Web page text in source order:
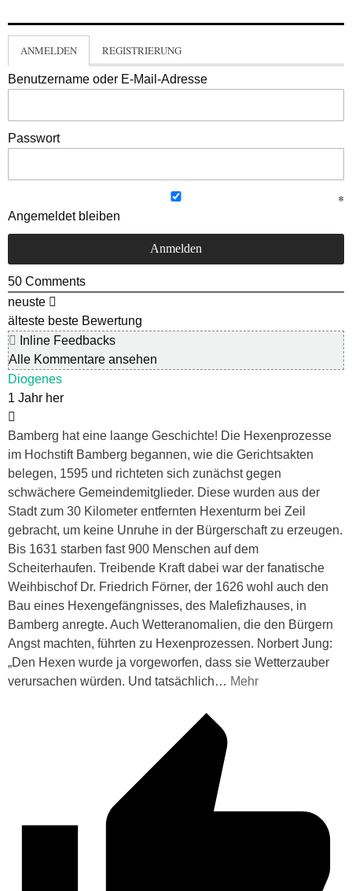
ANMELDEN REGISTRIERUNG
Benutzername oder E-Mail-Adresse
Passwort
Angemeldet bleiben
50 Comments
neuste
älteste beste Bewertung
Inline Feedbacks
Alle Kommentare ansehen
Diogenes
1 Jahr her
Bamberg hat eine laange Geschichte! Die Hexenprozesse
im Hochstift Bamberg begannen, wie die Gerichtsakten
belegen, 1595 und richteten sich zunächst gegen
schwächere Gemeindemitglieder. Diese wurden aus der
Stadt zum 30 Kilometer entfernten Hexenturm bei Zeil
gebracht, um keine Unruhe in der Bürgerschaft zu erzeugen.
Bis 1631 starben fast 900 Menschen auf dem
Scheiterhaufen. Treibende Kraft dabei war der fanatische
Weihbischof Dr. Friedrich Förner, der 1626 wohl auch den
Bau eines Hexengefängnisses, des Malefizhauses, in
Bamberg anregte. Auch Wetteranomalien, die den Bürgern
Angst machten, führten zu Hexenprozessen. Norbert Jung:
„Den Hexen wurde ja vorgeworfen, dass sie Wetterzauber
verursachen würden. Und tatsächlich… Mehr